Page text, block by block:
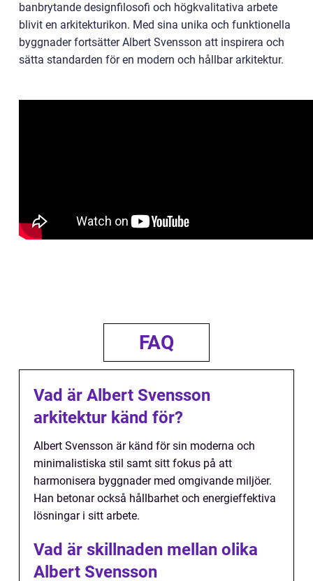
banbrytande designfilosofi och högkvalitativa arbete
blivit en arkitekturikon. Med sina unika och funktionella
byggnader fortsätter Albert Svensson att inspirera och
sätta standarden för en modern och hållbar arkitektur.
FAQ
Vad är Albert Svensson
arkitektur känd för?
Albert Svensson är känd för sin moderna och
minimalistiska stil samt sitt fokus på att
harmonisera byggnader med omgivande miljöer.
Han betonar också hållbarhet och energieffektiva
lösningar i sitt arbete.
Vad är skillnaden mellan olika
Albert Svensson